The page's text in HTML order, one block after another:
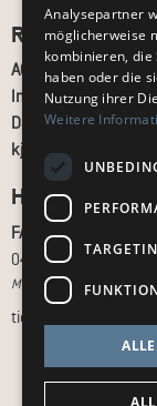
Recht und
AGB
Impressum
Datenschutz
kj.de
Hilfe &
FAQ
040 - 413 22 60
Montag bis Freitag, 10:00
tickets@kj.de
Analysepartner
möglicherweise
kombinieren,
haben oder die
Nutzung ihrer
Weitere